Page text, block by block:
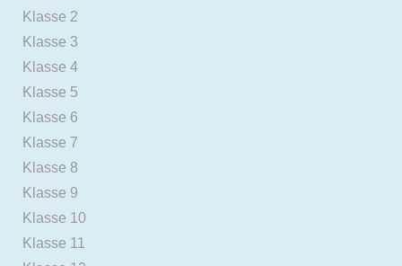
Klasse 2
Klasse 3
Klasse 4
Klasse 5
Klasse 6
Klasse 7
Klasse 8
Klasse 9
Klasse 10
Klasse 11